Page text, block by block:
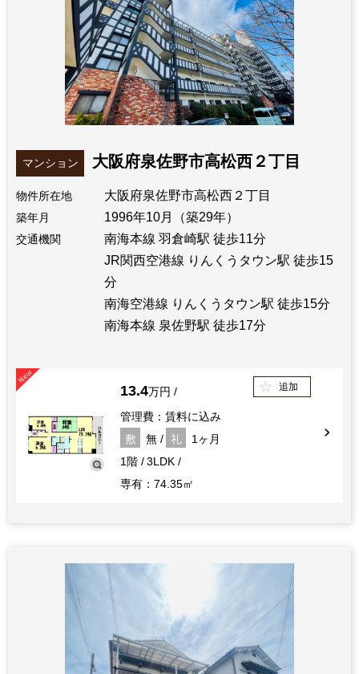
マンション 大阪府泉佐野市高松西２丁目
物件所在地 大阪府泉佐野市高松西２丁目
築年月 1996年10月（築29年）
交通機関
南海本線 羽倉崎駅 徒歩11分
JR関西空港線 りんくうタウン駅 徒歩15
分
南海空港線 りんくうタウン駅 徒歩15分
南海本線 泉佐野駅 徒歩17分
13.4万円
管理費：賃料に込み
敷
無 礼
1ヶ月
1階
3LDK
専有：74.35㎡
追加